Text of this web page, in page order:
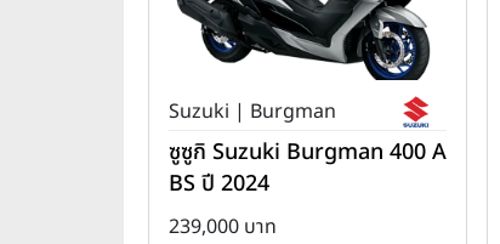
Suzuki | Burgman
ซูซูกิ Suzuki Burgman 400 A
BS ปี 2024
239,000 บาท